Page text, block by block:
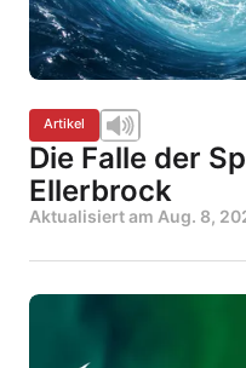
Artikel
Die Falle der
Ellerbrock
Aktualisiert am Aug. 8,